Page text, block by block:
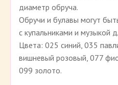
диаметр обруча.
Обручи и булавы могут
с купальниками и музыкой
Цвета: 025 синий, 035
вишневый розовый, 077
099 золото.